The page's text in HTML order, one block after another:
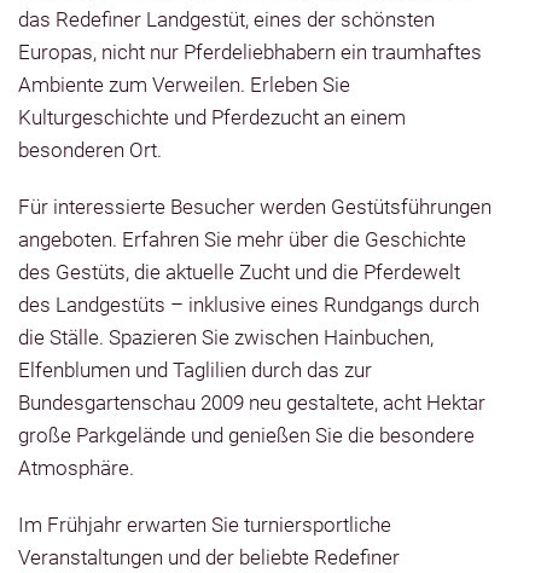
das Redefiner Landgestüt, eines der schönsten
Europas, nicht nur Pferdeliebhabern ein traumhaftes
Ambiente zum Verweilen. Erleben Sie
Kulturgeschichte und Pferdezucht an einem
besonderen Ort.
Für interessierte Besucher werden Gestütsführungen
angeboten. Erfahren Sie mehr über die Geschichte
des Gestüts, die aktuelle Zucht und die Pferdewelt
des Landgestüts – inklusive eines Rundgangs durch
die Ställe. Spazieren Sie zwischen Hainbuchen,
Elfenblumen und Taglilien durch das zur
Bundesgartenschau 2009 neu gestaltete, acht Hektar
große Parkgelände und genießen Sie die besondere
Atmosphäre.
Im Frühjahr erwarten Sie turniersportliche
Veranstaltungen und der beliebte Redefiner